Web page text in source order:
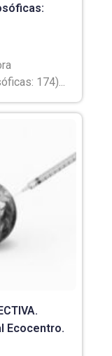
174)...
Ecocentro.